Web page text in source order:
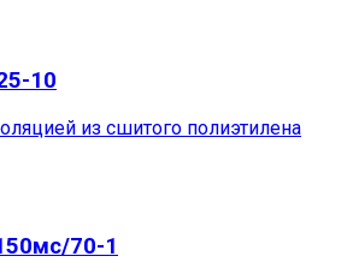
10
из сшитого полиэтилена
70-1